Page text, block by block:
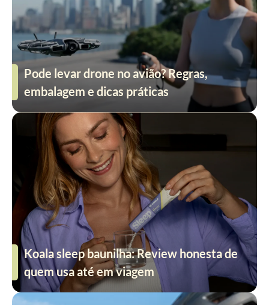
Pode levar drone no avião? Regras,
embalagem e dicas práticas
Koala sleep baunilha: Review honesta de
quem usa até em viagem